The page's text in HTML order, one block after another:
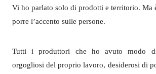
Vi ho parlato solo di prodotti e territorio. Ma
porre l’accento sulle persone.
Tutti i produttori che ho avuto modo di
orgogliosi del proprio lavoro, desiderosi di